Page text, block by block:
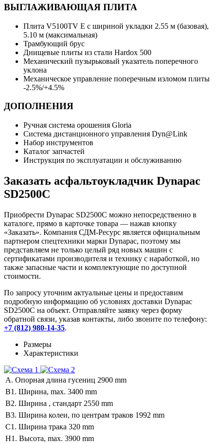
ВЫГЛАЖИВАЮЩАЯ ПЛИТА
Плита V5100TV E с шириной укладки 2.55 м (базовая),
5.10 м (максимальная)
Трамбующий брус
Днищевые плиты из стали Hardox 500
Механический пузырьковый указатель поперечного
уклона
Механическое управление поперечным изломом плиты
-2.5%/+4.5%
ДОПОЛНЕНИЯ
Ручная система орошения Gloria
Система дистанционного управления Dyn@Link
Набор инструментов
Каталог запчастей
Инструкция по эксплуатации и обслуживанию
Заказать асфальтоукладчик Dynapac
SD2500C
Приобрести Dynapac SD2500C можно непосредственно в
каталоге, прямо в карточке товара — нажав кнопку
«Заказать». Компания СДМ-Ресурс является официальным
партнером спецтехники марки Dynapac, поэтому мы
представляем не только целый ряд новых машин с
сертификатами производителя и технику с наработкой, но
также запасные части и комплектующие по доступной
стоимости.
По запросу уточним актуальные цены и предоставим
подробную информацию об условиях доставки Dynapac
SD2500C на объект. Отправляйте заявку через форму
обратной связи, указав контакты, либо звоните по телефону:
+7 (812) 980-14-35.
Размеры
Характеристики
A. Опорная длина гусениц 2900 mm
B1. Ширина, max. 3400 mm
B2. Ширина , стандарт 2550 mm
B3. Ширина колеи, по центрам траков 1992 mm
C1. Ширина трака 320 mm
H1. Высота, max. 3900 mm